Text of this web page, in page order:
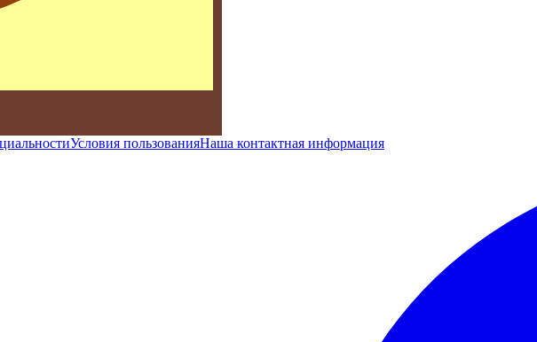
Условия пользованияНаша контактная информация